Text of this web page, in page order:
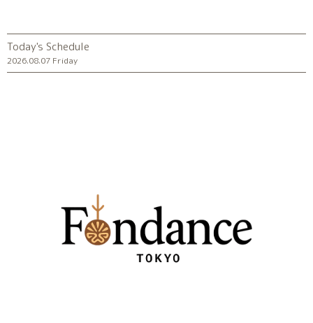
Today's Schedule
2026.08.07 Friday